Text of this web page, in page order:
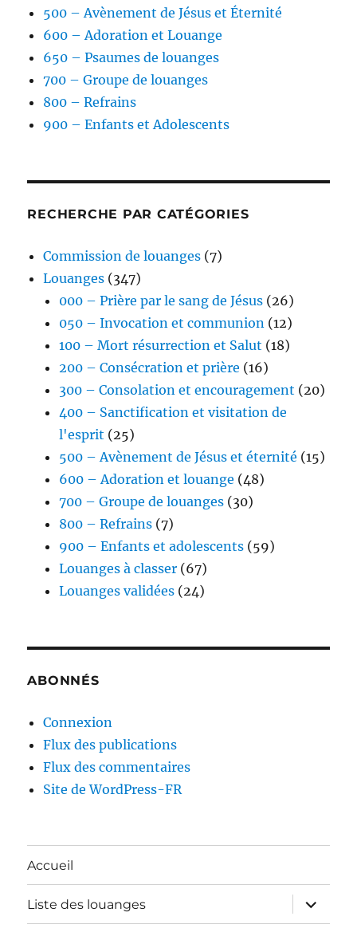
500 – Avènement de Jésus et Éternité
600 – Adoration et Louange
650 – Psaumes de louanges
700 – Groupe de louanges
800 – Refrains
900 – Enfants et Adolescents
RECHERCHE PAR CATÉGORIES
Commission de louanges (7)
Louanges (347)
000 – Prière par le sang de Jésus (26)
050 – Invocation et communion (12)
100 – Mort résurrection et Salut (18)
200 – Consécration et prière (16)
300 – Consolation et encouragement (20)
400 – Sanctification et visitation de
l'esprit (25)
500 – Avènement de Jésus et éternité (15)
600 – Adoration et louange (48)
700 – Groupe de louanges (30)
800 – Refrains (7)
900 – Enfants et adolescents (59)
Louanges à classer (67)
Louanges validées (24)
ABONNÉS
Connexion
Flux des publications
Flux des commentaires
Site de WordPress-FR
Accueil
Liste des louanges
ouvrir
le
sous-